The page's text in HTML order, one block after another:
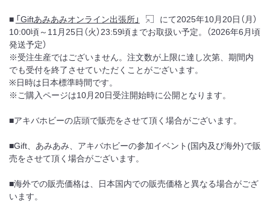
■ 「Giftあみあみオンライン出張所」
にて2025年10月20日（月）
10:00頃～11月25日（火）23:59頃までお取扱い予定。（2026年6月頃
発送予定）
※受注生産ではございません。注文数が上限に達し次第、期間内
でも受付を終了させていただくことがございます。
※日時は日本標準時間です。
※ご購入ページは10月20日受注開始時に公開となります。
■アキバホビーの店頭で販売をさせて頂く場合がございます。
■Gift、あみあみ、アキバホビーの参加イベント(国内及び海外)で販
売をさせて頂く場合がございます。
■海外での販売価格は、日本国内での販売価格と異なる場合がござ
います。